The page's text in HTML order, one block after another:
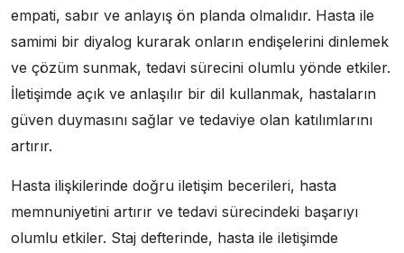
empati, sabır ve anlayış ön planda olmalıdır. Hasta ile
samimi bir diyalog kurarak onların endişelerini dinlemek
ve çözüm sunmak, tedavi sürecini olumlu yönde etkiler.
İletişimde açık ve anlaşılır bir dil kullanmak, hastaların
güven duymasını sağlar ve tedaviye olan katılımlarını
artırır.
Hasta ilişkilerinde doğru iletişim becerileri, hasta
memnuniyetini artırır ve tedavi sürecindeki başarıyı
olumlu etkiler. Staj defterinde, hasta ile iletişimde